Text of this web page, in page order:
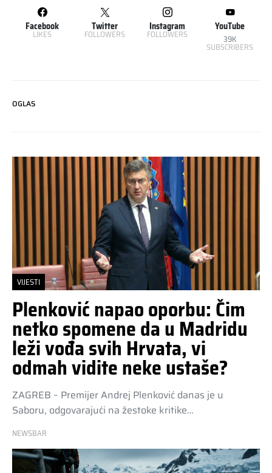
Facebook
LIKES
Twitter
FOLLOWERS
Instagram
FOLLOWERS
YouTube
39K
SUBSCRIBERS
OGLAS
VIJESTI
Plenković napao oporbu: Čim
netko spomene da u Madridu
leži vođa svih Hrvata, vi
odmah vidite neke ustaše?
ZAGREB – Premijer Andrej Plenković danas je u
Saboru, odgovarajući na žestoke kritike…
NEWSBAR